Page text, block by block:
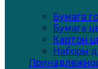
Бумага
Бумага
Картон
Наборы